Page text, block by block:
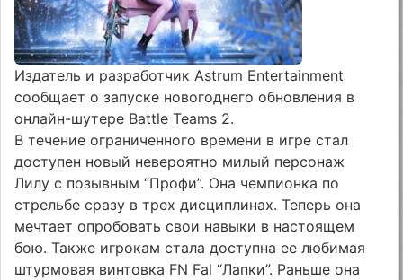
Издатель и разработчик Astrum Entertainment
сообщает о запуске новогоднего обновления в
онлайн-шутере Battle Teams 2.
В течение ограниченного времени в игре стал
доступен новый невероятно милый персонаж
Лилу с позывным “Профи”. Она чемпионка по
стрельбе сразу в трех дисциплинах. Теперь она
мечтает опробовать свои навыки в настоящем
бою. Также игрокам стала доступна ее любимая
штурмовая винтовка FN Fal “Лапки”. Раньше она